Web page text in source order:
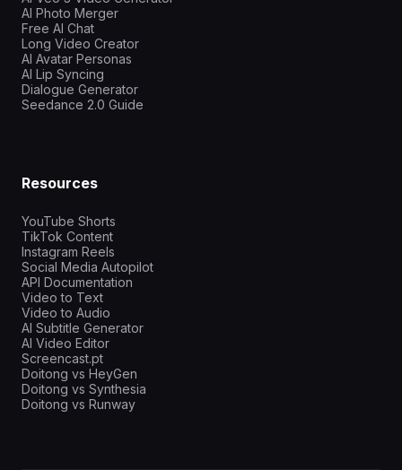
AI Photo Merger
Free AI Chat
Long Video Creator
AI Avatar Personas
AI Lip Syncing
Dialogue Generator
Seedance 2.0 Guide
Resources
YouTube Shorts
TikTok Content
Instagram Reels
Social Media Autopilot
API Documentation
Video to Text
Video to Audio
AI Subtitle Generator
AI Video Editor
Screencast.pt
Doitong vs HeyGen
Doitong vs Synthesia
Doitong vs Runway